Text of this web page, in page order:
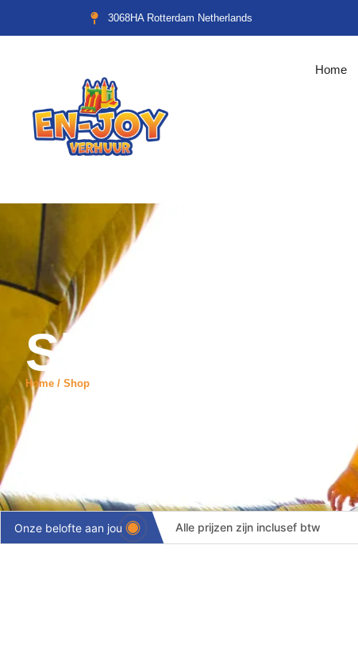
3068HA Rotterdam Netherlands
Home
Shop
Home / Shop
Onze belofte aan jou
Alle prijzen zijn inclusef btw